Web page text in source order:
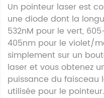
Un pointeur laser est
une diode dont la
532nM pour le vert,
405nm pour le violet/
simplement sur un
laser et vous obtenez
puissance du faisceau
utilisée pour le